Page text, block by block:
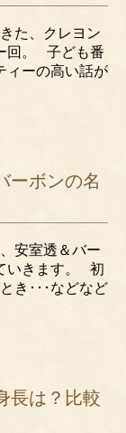
た、クレヨン
回。 子ども番
ィーの高い話が
ーボンの名
安室透＆バー
いきます。 初
き･･･などなど
長は？比較